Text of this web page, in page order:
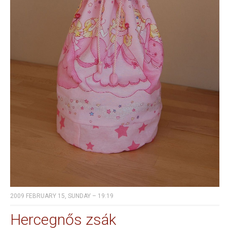
2009 FEBRUARY 15, SUNDAY – 19:19
Hercegnős zsák